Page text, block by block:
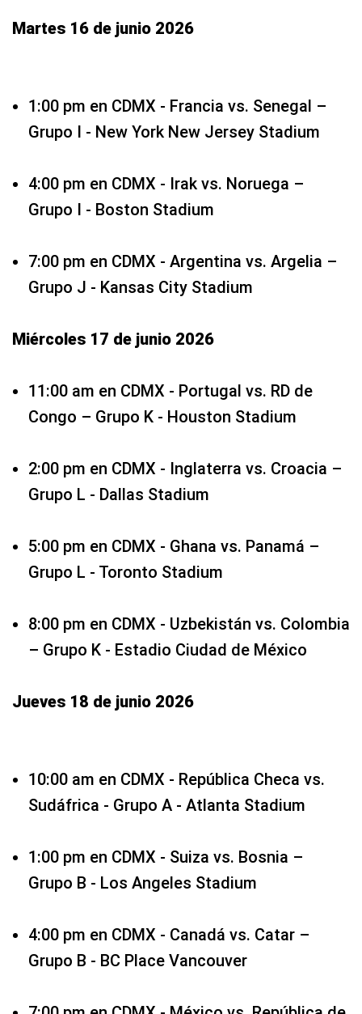
Martes 16 de junio 2026
1:00 pm en CDMX - Francia vs. Senegal –
Grupo I - New York New Jersey Stadium
4:00 pm en CDMX - Irak vs. Noruega –
Grupo I - Boston Stadium
7:00 pm en CDMX - Argentina vs. Argelia –
Grupo J - Kansas City Stadium
Miércoles 17 de junio 2026
11:00 am en CDMX - Portugal vs. RD de
Congo – Grupo K - Houston Stadium
2:00 pm en CDMX - Inglaterra vs. Croacia –
Grupo L - Dallas Stadium
5:00 pm en CDMX - Ghana vs. Panamá –
Grupo L - Toronto Stadium
8:00 pm en CDMX - Uzbekistán vs. Colombia
– Grupo K - Estadio Ciudad de México
Jueves 18 de junio 2026
10:00 am en CDMX - República Checa vs.
Sudáfrica - Grupo A - Atlanta Stadium
1:00 pm en CDMX - Suiza vs. Bosnia –
Grupo B - Los Angeles Stadium
4:00 pm en CDMX - Canadá vs. Catar –
Grupo B - BC Place Vancouver